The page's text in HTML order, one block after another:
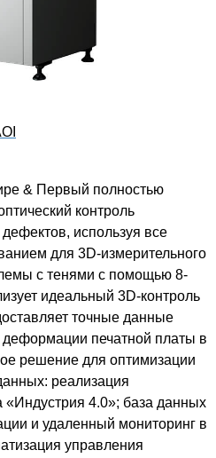
& Первый полностью
контроль
дефектов, используя все
для 3D-измерительного
с тенями с помощью 8-
идеальный 3D-контроль
точные данные
печатной платы в
решение для оптимизации
реализация
«Индустрия 4.0»; база данных
и удаленный мониторинг в
управления